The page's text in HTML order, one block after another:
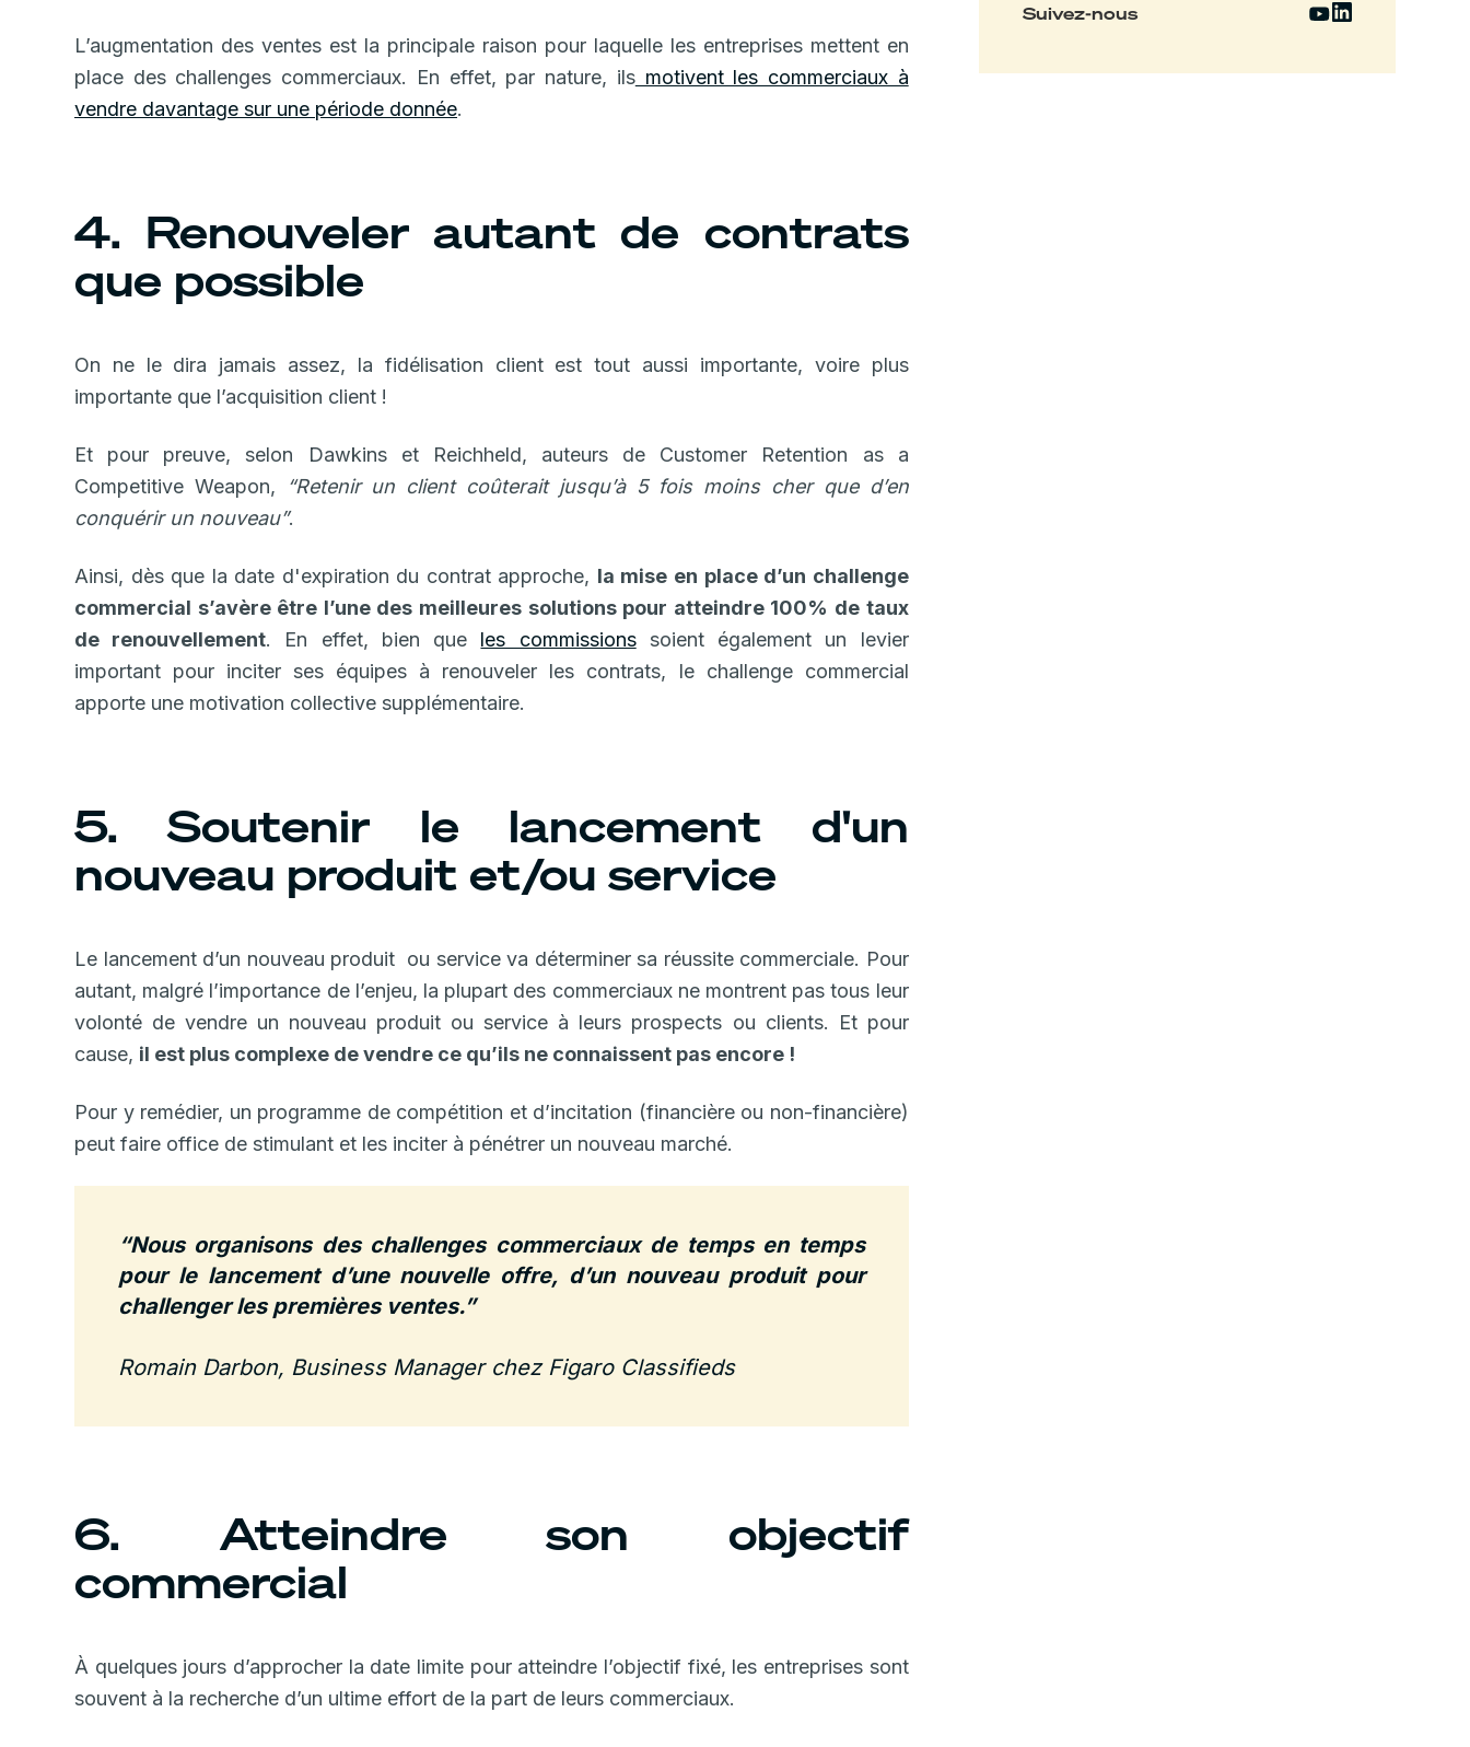
L’augmentation des ventes est la principale raison pour laquelle les entreprises mettent en
place des challenges commerciaux. En effet, par nature, ilsmotivent les commerciaux à
vendre davantage sur une période donnée.
4. Renouveler autant de contrats
que possible
On ne le dira jamais assez, la fidélisation client est tout aussi importante, voire plus
importante que l’acquisition client !
Et pour preuve, selon Dawkins et Reichheld, auteurs de Customer Retention as a
Competitive Weapon,
“Retenir un client coûterait jusqu’à 5 fois moins cher que d’en
conquérir un nouveau”.
Ainsi, dès que la date d'expiration du contrat approche, la mise en place d’un challenge
commercial s’avère être l’une des meilleures solutions pour atteindre 100% de taux
de renouvellement. En effet, bien que les commissionssoient également un levier
important pour inciter ses équipes à renouveler les contrats, le challenge commercial
apporte une motivation collective supplémentaire.
5. Soutenir le lancement d'un
nouveau produit et/ou service
Le lancement d’un nouveau produit ou service va déterminer sa réussite commerciale. Pour
autant, malgré l’importance de l’enjeu, la plupart des commerciaux ne montrent pas tous leur
volonté de vendre un nouveau produit ou service à leurs prospects ou clients. Et pour
cause, il est plus complexe de vendre ce qu’ils ne connaissent pas encore !
Pour y remédier, un programme de compétition et d’incitation (financière ou non-financière)
peut faire office de stimulant et les inciter à pénétrer un nouveau marché.
“Nous organisons des challenges commerciaux de temps en temps
pour le lancement d’une nouvelle offre, d’un nouveau produit pour
challenger les premières ventes.”
Romain Darbon, Business Manager chez Figaro Classifieds
6. Atteindre son objectif
commercial
À quelques jours d’approcher la date limite pour atteindre l’objectif fixé, les entreprises sont
souvent à la recherche d’un ultime effort de la part de leurs commerciaux.
Suivez-nous